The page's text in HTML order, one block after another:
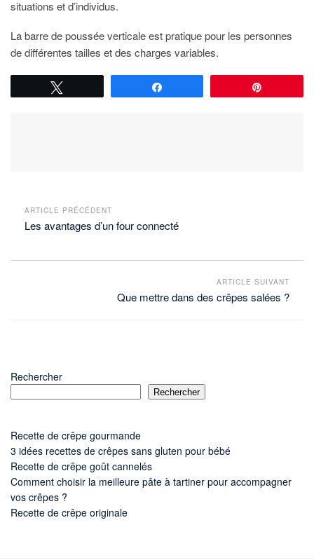
situations et d’individus.
La barre de poussée verticale est pratique pour les personnes
de différentes tailles et des charges variables.
ARTICLE PRÉCÉDENT
Les avantages d’un four connecté
ARTICLE SUIVANT
Que mettre dans des crêpes salées ?
Rechercher
Rechercher
Recette de crêpe gourmande
3 idées recettes de crêpes sans gluten pour bébé
Recette de crêpe goût cannelés
Comment choisir la meilleure pâte à tartiner pour accompagner
vos crêpes ?
Recette de crêpe originale